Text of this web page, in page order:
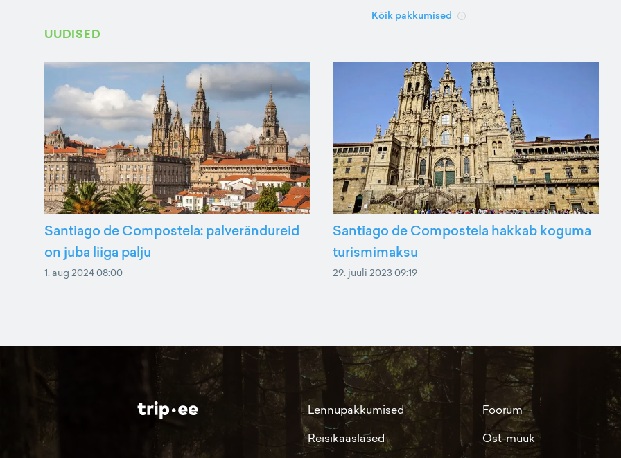
Kõik pakkumised
UUDISED
Santiago de Compostela: palverändureid
on juba liiga palju
1. aug 2024 08:00
Santiago de Compostela hakkab koguma
turismimaksu
29. juuli 2023 09:19
Lennupakkumised
Reisikaaslased
Foorum
Ost-müük